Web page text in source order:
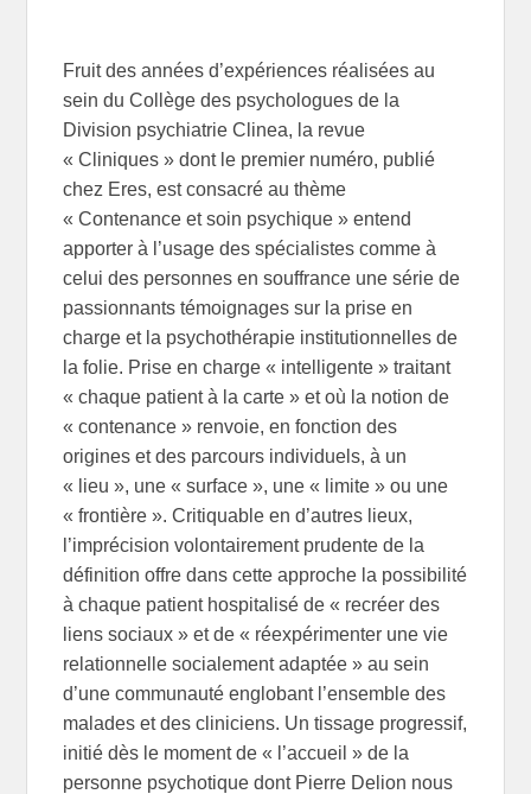
Fruit des années d’expériences réalisées au
sein du Collège des psychologues de la
Division psychiatrie Clinea, la revue
« Cliniques » dont le premier numéro, publié
chez Eres, est consacré au thème
« Contenance et soin psychique » entend
apporter à l’usage des spécialistes comme à
celui des personnes en souffrance une série de
passionnants témoignages sur la prise en
charge et la psychothérapie institutionnelles de
la folie. Prise en charge « intelligente » traitant
« chaque patient à la carte » et où la notion de
« contenance » renvoie, en fonction des
origines et des parcours individuels, à un
« lieu », une « surface », une « limite » ou une
« frontière ». Critiquable en d’autres lieux,
l’imprécision volontairement prudente de la
définition offre dans cette approche la possibilité
à chaque patient hospitalisé de « recréer des
liens sociaux » et de « réexpérimenter une vie
relationnelle socialement adaptée » au sein
d’une communauté englobant l’ensemble des
malades et des cliniciens. Un tissage progressif,
initié dès le moment de « l’accueil » de la
personne psychotique dont Pierre Delion nous